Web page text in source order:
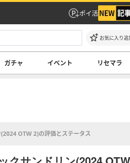
ポイ活
お気に入り追
ガチャ イベント リセマラ
OTW 2)の評価とステータス